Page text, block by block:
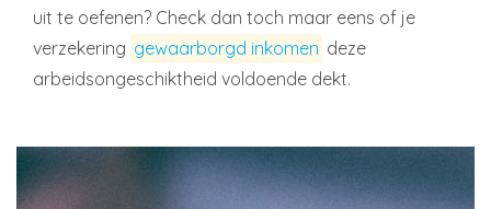
uit te oefenen? Check dan toch maar eens of je
verzekering gewaarborgd inkomen deze
arbeidsongeschiktheid voldoende dekt.